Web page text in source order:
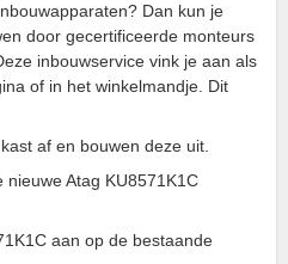
Dan kun je
door gecertificeerde monteurs
inbouwservice vink je aan als
of in het winkelmandje. Dit
af en bouwen deze uit.
Atag KU8571K1C
aan op de bestaande